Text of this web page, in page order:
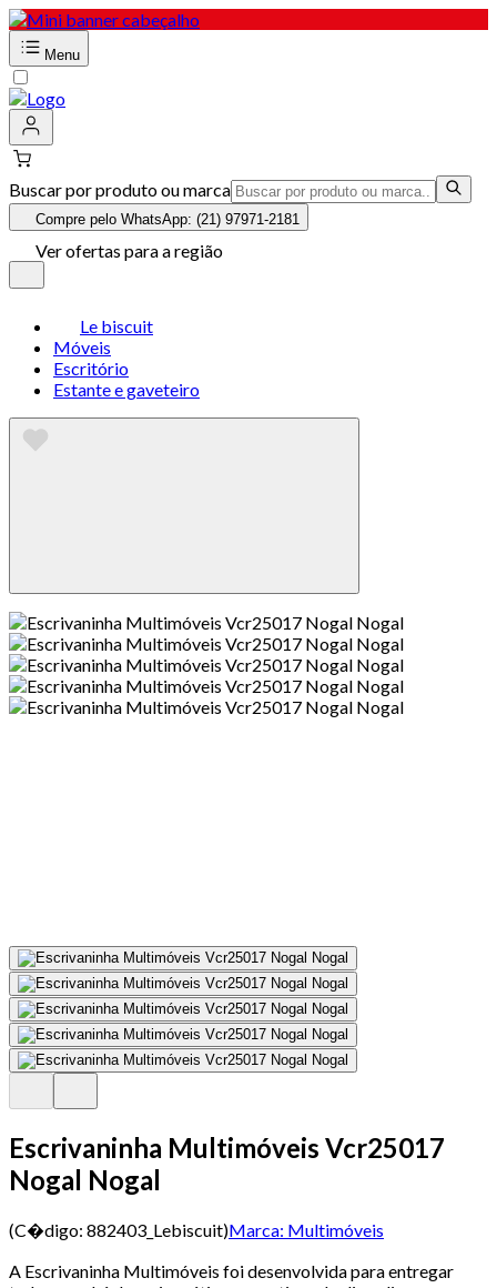
Menu
Buscar por produto ou marca
Compre pelo WhatsApp: (21) 97971-2181
Ver ofertas para a região
Le biscuit
Móveis
Escritório
Estante e gaveteiro
Escrivaninha Multimóveis Vcr25017
Nogal Nogal
(C�digo: 882403_Lebiscuit)Marca: Multimóveis
A Escrivaninha Multimóveis foi desenvolvida para entregar